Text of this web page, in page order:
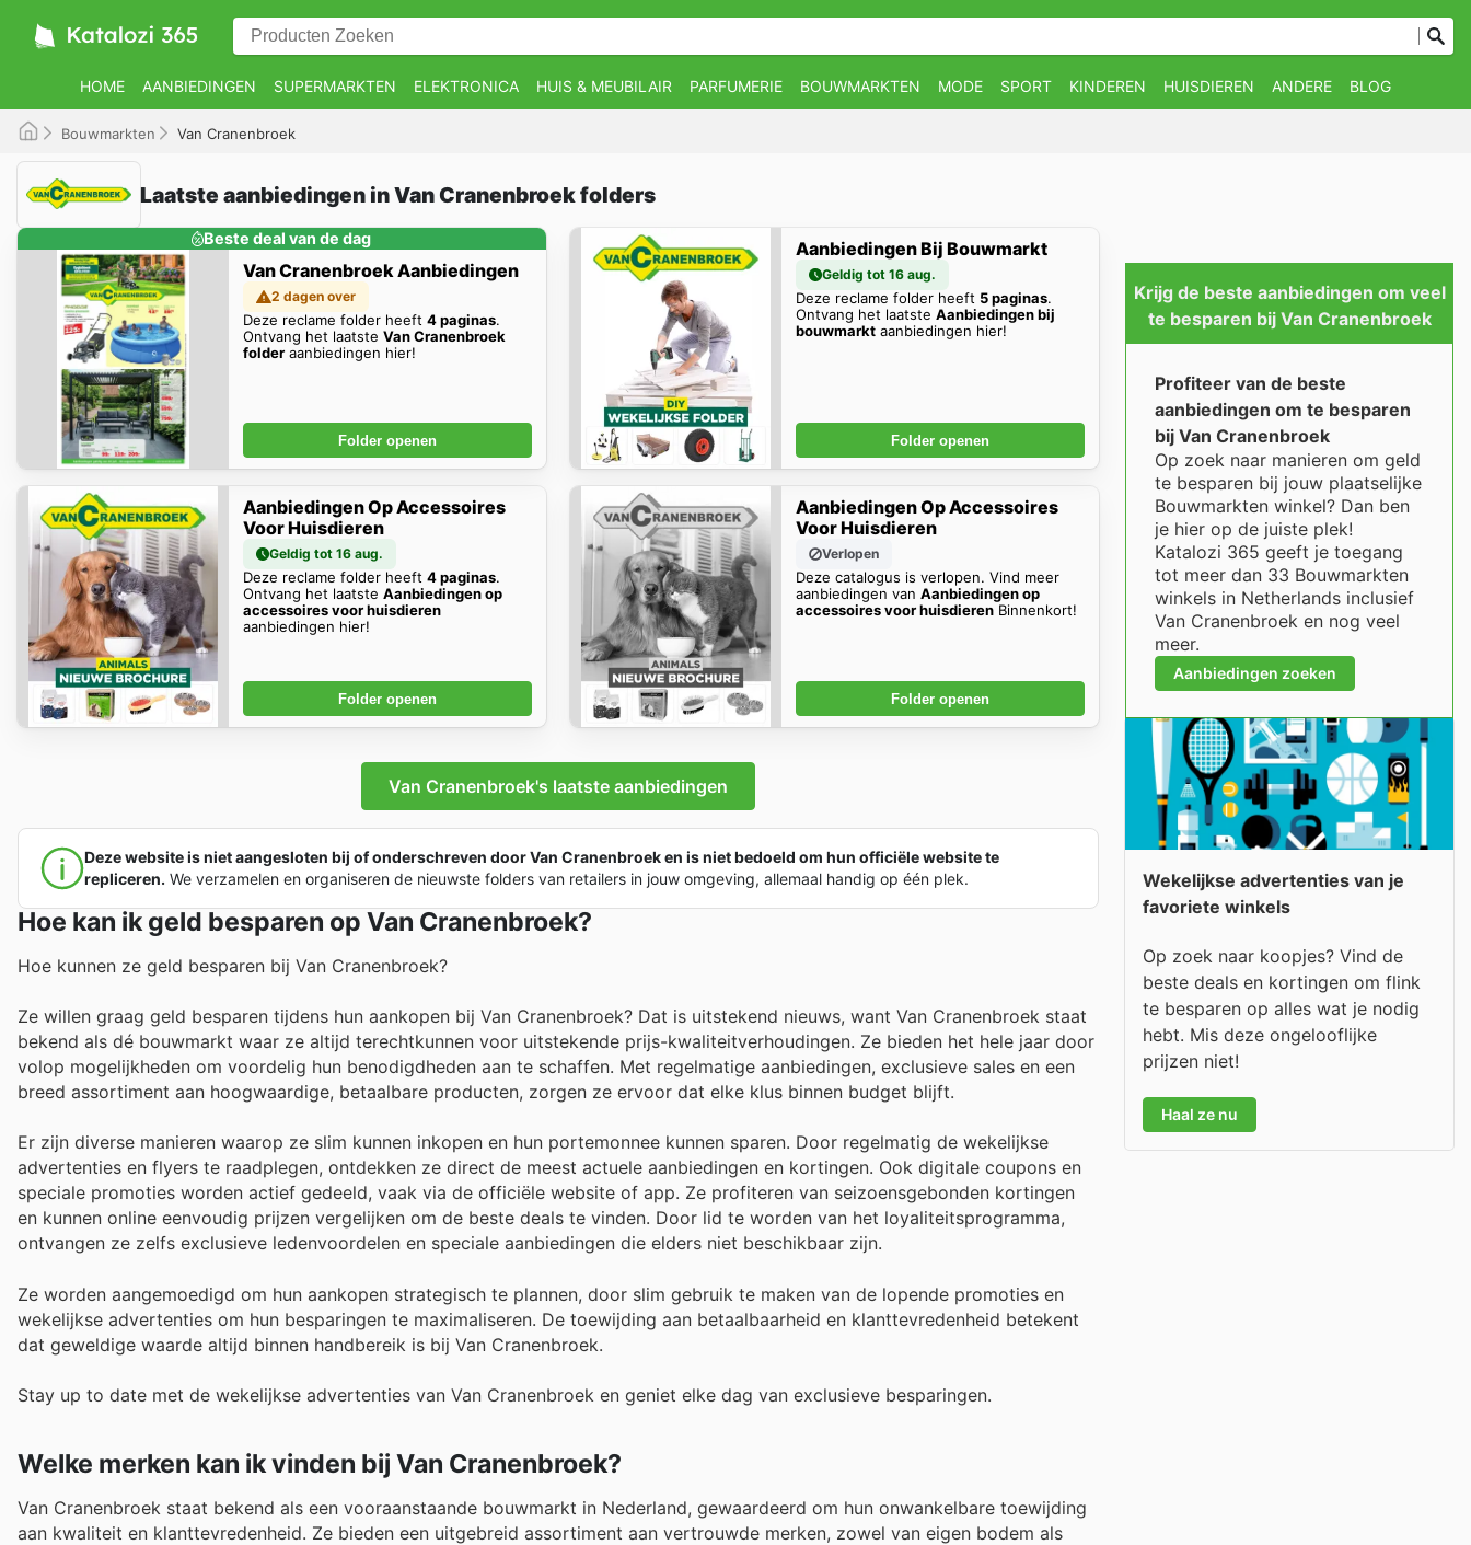
HOME AANBIEDINGEN SUPERMARKTEN ELEKTRONICA HUIS & MEUBILAIR PARFUMERIE BOUWMARKTEN MODE SPORT KINDEREN HUISDIEREN ANDERE BLOG
Bouwmarkten Van Cranenbroek
Laatste aanbiedingen in Van Cranenbroek folders
Beste deal van de dag
Van Cranenbroek Aanbiedingen
2 dagen over
Deze reclame folder heeft 4 paginas.
Ontvang het laatste Van Cranenbroek
folderaanbiedingen hier!
Folder openen
Aanbiedingen Bij Bouwmarkt
Geldig tot 16 aug.
Deze reclame folder heeft 5 paginas.
Ontvang het laatsteAanbiedingen bij
bouwmarkt aanbiedingen hier!
Folder openen
Aanbiedingen Op Accessoires
Voor Huisdieren
Geldig tot 16 aug.
Deze reclame folder heeft 4 paginas.
Ontvang het laatste Aanbiedingen op
accessoires voor huisdieren
aanbiedingen hier!
Folder openen
Aanbiedingen Op Accessoires
Voor Huisdieren
Verlopen
Deze catalogus is verlopen. Vind meer
aanbiedingen vanAanbiedingen op
accessoires voor huisdieren Binnenkort!
Folder openen
Van Cranenbroek's laatste aanbiedingen
Deze website is niet aangesloten bij of onderschreven door Van Cranenbroek en is niet bedoeld om hun officiële website te
repliceren. We verzamelen en organiseren de nieuwste folders van retailers in jouw omgeving, allemaal handig op één plek.
Hoe kan ik geld besparen op Van Cranenbroek?
Hoe kunnen ze geld besparen bij Van Cranenbroek?
Ze willen graag geld besparen tijdens hun aankopen bij Van Cranenbroek? Dat is uitstekend nieuws, want Van Cranenbroek staat
bekend als dé bouwmarkt waar ze altijd terechtkunnen voor uitstekende prijs-kwaliteitverhoudingen. Ze bieden het hele jaar door
volop mogelijkheden om voordelig hun benodigdheden aan te schaffen. Met regelmatige aanbiedingen, exclusieve sales en een
breed assortiment aan hoogwaardige, betaalbare producten, zorgen ze ervoor dat elke klus binnen budget blijft.
Er zijn diverse manieren waarop ze slim kunnen inkopen en hun portemonnee kunnen sparen. Door regelmatig de wekelijkse
advertenties en flyers te raadplegen, ontdekken ze direct de meest actuele aanbiedingen en kortingen. Ook digitale coupons en
speciale promoties worden actief gedeeld, vaak via de officiële website of app. Ze profiteren van seizoensgebonden kortingen
en kunnen online eenvoudig prijzen vergelijken om de beste deals te vinden. Door lid te worden van het loyaliteitsprogramma,
ontvangen ze zelfs exclusieve ledenvoordelen en speciale aanbiedingen die elders niet beschikbaar zijn.
Ze worden aangemoedigd om hun aankopen strategisch te plannen, door slim gebruik te maken van de lopende promoties en
wekelijkse advertenties om hun besparingen te maximaliseren. De toewijding aan betaalbaarheid en klanttevredenheid betekent
dat geweldige waarde altijd binnen handbereik is bij Van Cranenbroek.
Stay up to date met de wekelijkse advertenties van Van Cranenbroek en geniet elke dag van exclusieve besparingen.
Welke merken kan ik vinden bij Van Cranenbroek?
Van Cranenbroek staat bekend als een vooraanstaande bouwmarkt in Nederland, gewaardeerd om hun onwankelbare toewijding
aan kwaliteit en klanttevredenheid. Ze bieden een uitgebreid assortiment aan vertrouwde merken, zowel van eigen bodem als
Krijg de beste aanbiedingen om veel
te besparen bij Van Cranenbroek
Profiteer van de beste
aanbiedingen om te besparen
bij Van Cranenbroek
Op zoek naar manieren om geld
te besparen bij jouw plaatselijke
Bouwmarkten winkel? Dan ben
je hier op de juiste plek!
Katalozi 365 geeft je toegang
tot meer dan 33 Bouwmarkten
winkels in Netherlands inclusief
Van Cranenbroek en nog veel
meer.
Aanbiedingen zoeken
Wekelijkse advertenties van je
favoriete winkels
Op zoek naar koopjes? Vind de
beste deals en kortingen om flink
te besparen op alles wat je nodig
hebt. Mis deze ongelooflijke
prijzen niet!
Haal ze nu